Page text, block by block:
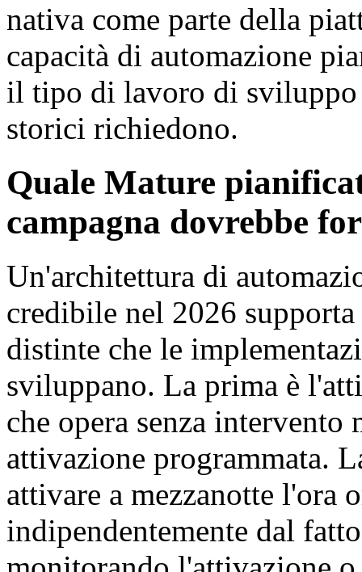
nativa come parte della
capacità di automazione
il tipo di lavoro di
storici richiedono.
Quale Mature
campagna dovrebbe
Un'architettura di
credibile nel 2026
distinte che le
sviluppano. La prima è
che opera senza
attivazione programmata.
attivare a mezzanotte l'ora
indipendentemente dal